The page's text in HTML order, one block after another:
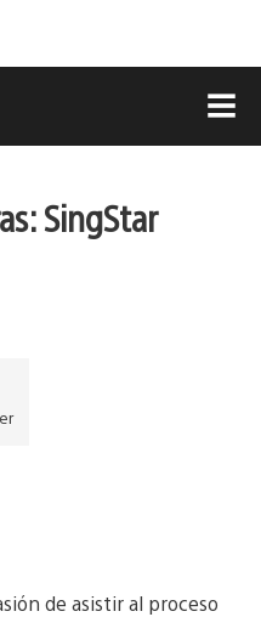
SingStar
de asistir al proceso